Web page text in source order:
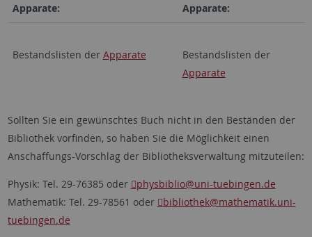
Apparate: Apparate:
Bestandslisten der Apparate
Bestandslisten der
Apparate
Sollten Sie ein gewünschtes Buch nicht in den Beständen der
Bibliothek vorfinden, so haben Sie die Möglichkeit einen
Anschaffungs-Vorschlag der Bibliotheksverwaltung mitzuteilen:
Physik: Tel. 29-76385 oder physbiblio@uni-tuebingen.de
Mathematik: Tel. 29-78561 oder
bibliothek@mathematik.uni-
tuebingen.de